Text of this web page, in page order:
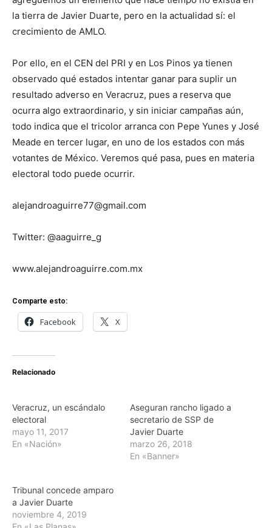
la tierra de Javier Duarte, pero en la actualidad sí: el
crecimiento de AMLO.
Por ello, en el CEN del PRI y en Los Pinos ya tienen
observado qué estados intentar ganar para suplir un
resultado adverso en Veracruz, pues a reserva que
ocurra algo extraordinario, y sin iniciar campañas aún,
todo indica que el tricolor arranca con Pepe Yunes y José
Meade en tercer lugar, en uno de los estados con más
votantes de México. Veremos qué pasa, pues en materia
electoral todo puede ocurrir.
alejandroaguirre77@gmail.com
Twitter: @aaguirre_g
www.alejandroaguirre.com.mx
Comparte esto:
Facebook X
Relacionado
Veracruz, un escándalo
electoral
mayo 11, 2017
En «Nación»
Aseguran rancho ligado a
secretario de SSP de
Javier Duarte
marzo 26, 2018
En «Banner»
Tribunal concede amparo
a Javier Duarte
noviembre 4, 2019